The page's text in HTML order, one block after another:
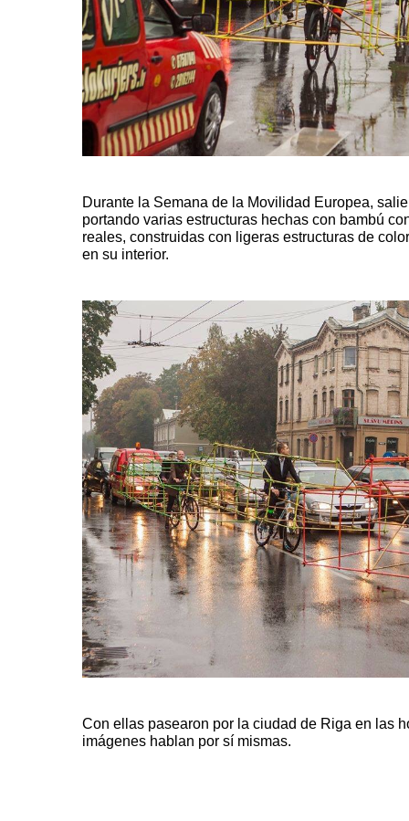
Durante la Semana de la Movilidad Europea,
portando varias estructuras hechas con bambú
reales, construidas con ligeras estructuras de
en su interior.
Con ellas pasearon por la ciudad de Riga en las
imágenes hablan por sí mismas.